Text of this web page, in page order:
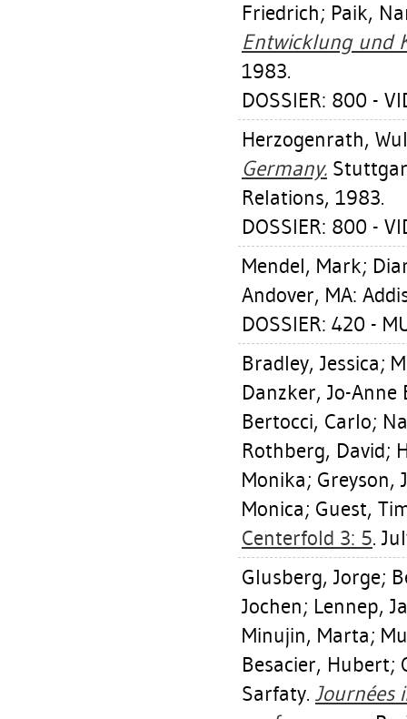
Friedrich; Paik,
Entwicklung und
1983.
DOSSIER: 800 -
Herzogenrath,
Germany.
Relations, 1983.
DOSSIER: 800 -
Mendel, Mark;
Andover, MA:
DOSSIER: 420 -
Bradley, Jessica;
Danzker, Jo-Anne
Bertocci, Carlo;
Rothberg, David;
Monika; Greyson,
Monica; Guest,
Centerfold 3: 5.
Glusberg, Jorge;
Jochen; Lennep,
Minujin, Marta;
Besacier, Hubert;
Sarfaty. Journées